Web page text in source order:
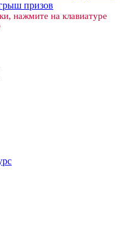
призов
нажмите на клавиатуре